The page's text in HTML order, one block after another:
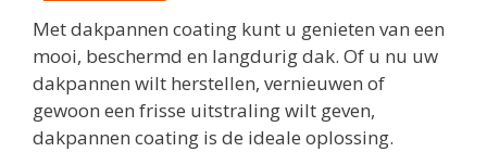
Met dakpannen coating kunt u genieten van een
mooi, beschermd en langdurig dak. Of u nu uw
dakpannen wilt herstellen, vernieuwen of
gewoon een frisse uitstraling wilt geven,
dakpannen coating is de ideale oplossing.